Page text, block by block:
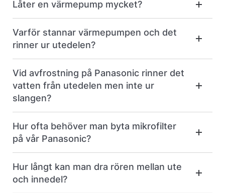
Låter en värmepump mycket?
Varför stannar värmepumpen och det
rinner ur utedelen?
Vid avfrostning på Panasonic rinner det
vatten från utedelen men inte ur
slangen?
Hur ofta behöver man byta mikrofilter
på vår Panasonic?
Hur långt kan man dra rören mellan ute
och innedel?